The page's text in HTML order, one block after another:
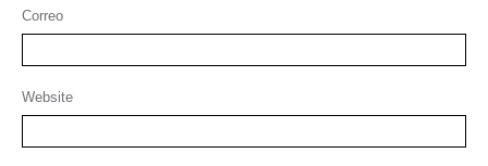
Correo
Website